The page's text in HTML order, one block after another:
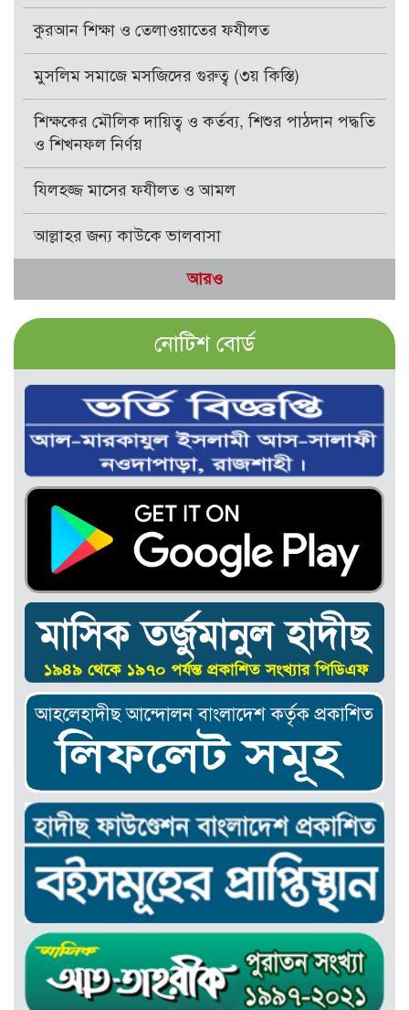
কুরআন শিক্ষা ও তেলাওয়াতের ফযীলত
মুসলিম সমাজে মসজিদের গুরুত্ব (৩য় কিস্তি)
শিক্ষকের মৌলিক দায়িত্ব ও কর্তব্য, শিশুর পাঠদান পদ্ধতি
ও শিখনফল নির্ণয়
যিলহজ্জ মাসের ফযীলত ও আমল
আল্লাহর জন্য কাউকে ভালবাসা
আরও
নোটিশ বোর্ড